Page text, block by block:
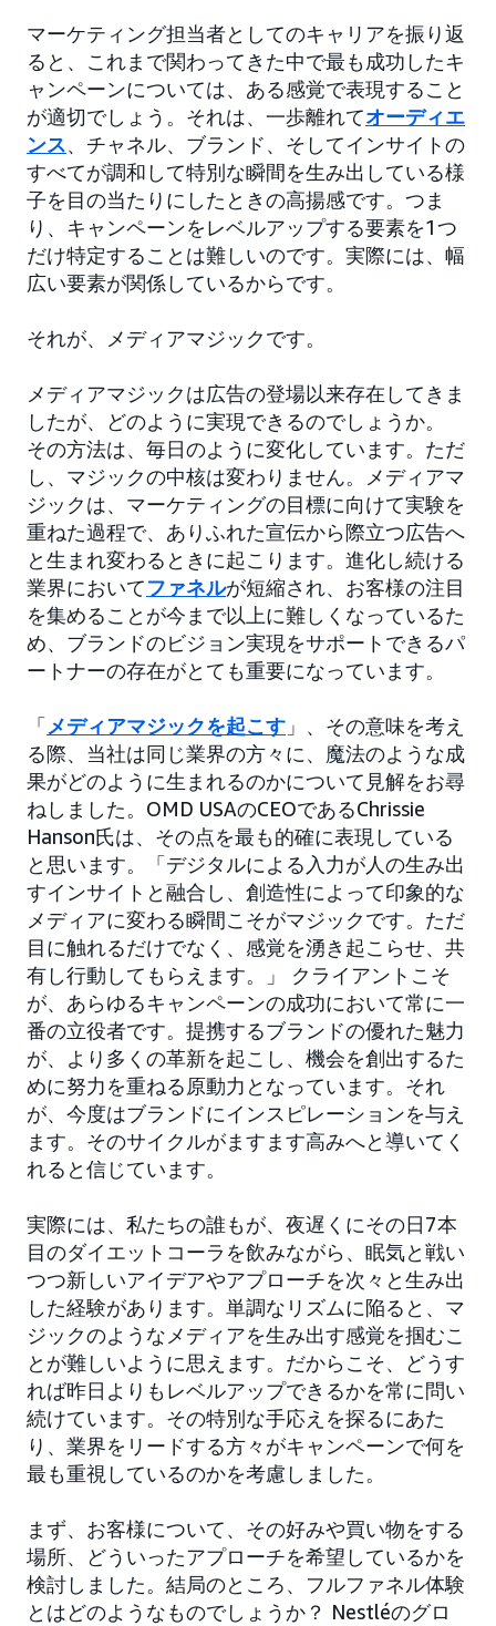
マーケティング担当者としてのキャリアを振り返
ると、これまで関わってきた中で最も成功したキ
ャンペーンについては、ある感覚で表現すること
が適切でしょう。それは、一歩離れてオーディエ
ンス、チャネル、ブランド、そしてインサイトの
すべてが調和して特別な瞬間を生み出している様
子を目の当たりにしたときの高揚感です。つま
り、キャンペーンをレベルアップする要素を1つ
だけ特定することは難しいのです。実際には、幅
広い要素が関係しているからです。
それが、メディアマジックです。
メディアマジックは広告の登場以来存在してきま
したが、どのように実現できるのでしょうか。
その方法は、毎日のように変化しています。ただ
し、マジックの中核は変わりません。メディアマ
ジックは、マーケティングの目標に向けて実験を
重ねた過程で、ありふれた宣伝から際立つ広告へ
と生まれ変わるときに起こります。進化し続ける
業界においてファネルが短縮され、お客様の注目
を集めることが今まで以上に難しくなっているた
め、ブランドのビジョン実現をサポートできるパ
ートナーの存在がとても重要になっています。
「メディアマジックを起こす 」、その意味を考え
る際、当社は同じ業界の方々に、魔法のような成
果がどのように生まれるのかについて見解をお尋
ねしました。OMD USAのCEOであるChrissie
Hanson氏は、その点を最も的確に表現している
と思います。「デジタルによる入力が人の生み出
すインサイトと融合し、創造性によって印象的な
メディアに変わる瞬間こそがマジックです。ただ
目に触れるだけでなく、感覚を湧き起こらせ、共
有し行動してもらえます。」 クライアントこそ
が、あらゆるキャンペーンの成功において常に一
番の立役者です。提携するブランドの優れた魅力
が、より多くの革新を起こし、機会を創出するた
めに努力を重ねる原動力となっています。それ
が、今度はブランドにインスピレーションを与え
ます。そのサイクルがますます高みへと導いてく
れると信じています。
実際には、私たちの誰もが、夜遅くにその日7本
目のダイエットコーラを飲みながら、眠気と戦い
つつ新しいアイデアやアプローチを次々と生み出
した経験があります。単調なリズムに陥ると、マ
ジックのようなメディアを生み出す感覚を掴むこ
とが難しいように思えます。だからこそ、どうす
れば昨日よりもレベルアップできるかを常に問い
続けています。その特別な手応えを探るにあた
り、業界をリードする方々がキャンペーンで何を
最も重視しているのかを考慮しました。
まず、お客様について、その好みや買い物をする
場所、どういったアプローチを希望しているかを
検討しました。結局のところ、フルファネル体験
とはどのようなものでしょうか？ Nestléのグロ